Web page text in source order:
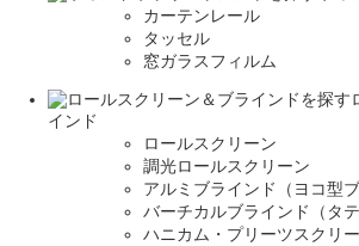
カーテンレール
タッセル
窓ガラスフィルム
インド
ロールスクリーン
調光ロールスクリーン
アルミブラインド（ヨコ型ブ
バーチカルブラインド（タ
ハニカム・プリーツスクリ